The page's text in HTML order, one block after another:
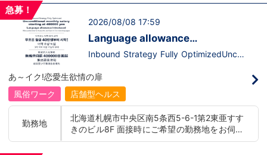
のある方には必要な席をしっかりご用意で
入社後、最短で8ヶ月で店長になった先輩
もいます。その先輩のあとにアナタも続き
ませんか！？勿論、男性だけではなく女性
も活躍中。ハピネスグループ初の女性店長
イトレジャー業界だからといって一般大手
企業様に引けを取らない体制で取り組んで
いる会社です。そのため、誰もが安心して
入社・勤務のできる環境なのです。それで
ャルサイトをご覧下さい。
【https://happiness-group.biz/】※お手
数ですがコピー＆ペーストしてURLを開い
急募！
2026/08/08 17:59
Language allowance
introduced/推出語言津貼
Inbound Strategy Fully OptimizedUncon
00 yenLanguage allowance introduced
More preferential for those who are fluen
t in 3 or more languages인바운드 대책 철
저 공략무조건 월급 40만엔부터 시작!어
底的入站策略無條件月薪 400,000 日圓起
推出語言津貼能說至少三種語言者優先
あ～イク!恋愛生欲情の扉
風俗ワーク
店舗型ヘルス
勤務地
北海道札幌市中央区南5条西5-6-1第2東亜すす
きのビル8F 面接時にご希望の勤務地をお伺い
し、配属店舗を決定いたします。 入社後の転